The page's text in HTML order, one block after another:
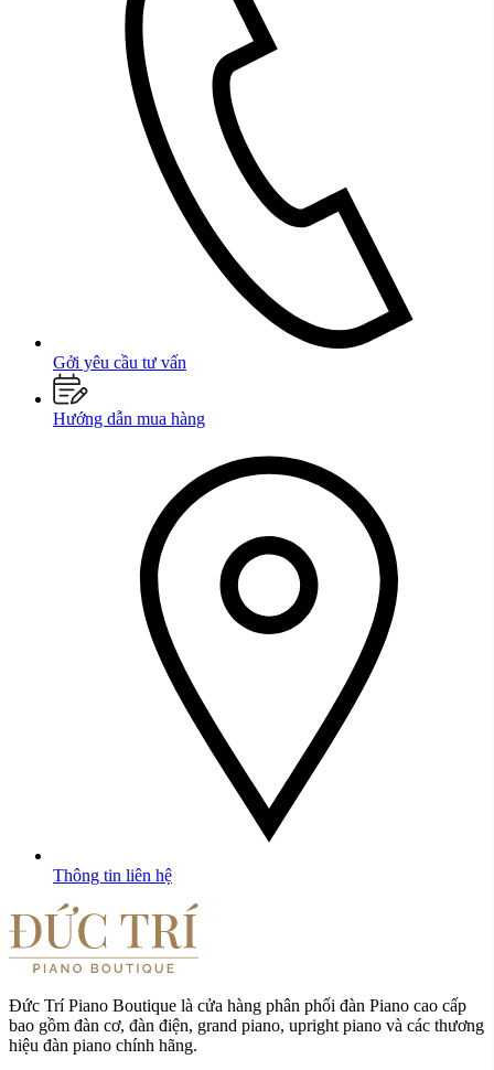
Gởi yêu cầu tư vấn
Hướng dẫn mua hàng
Thông tin liên hệ
Đức Trí Piano Boutique là cửa hàng phân phối đàn Piano cao cấp
bao gồm đàn cơ, đàn điện, grand piano, upright piano và các thương
hiệu đàn piano chính hãng.